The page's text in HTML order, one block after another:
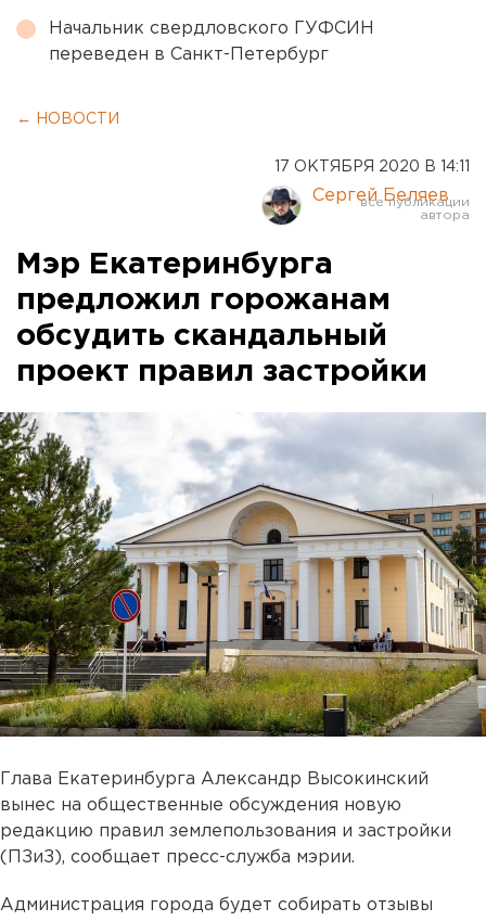
Начальник свердловского ГУФСИН
переведен в Санкт-Петербург
← НОВОСТИ
17 ОКТЯБРЯ 2020 В 14:11
Сергей Беляев
Мэр Екатеринбурга
предложил горожанам
обсудить скандальный
проект правил застройки
Глава Екатеринбурга Александр Высокинский
вынес на общественные обсуждения новую
редакцию правил землепользования и застройки
(ПЗиЗ), сообщает пресс-служба мэрии.
Администрация города будет собирать отзывы